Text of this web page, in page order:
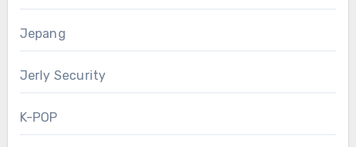
Jepang
Jerly Security
K-POP